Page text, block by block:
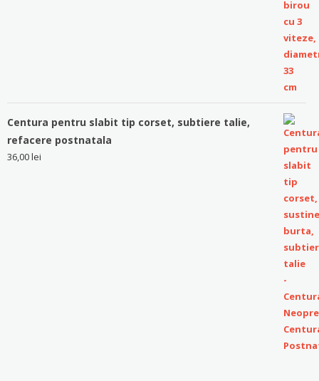
Centura pentru slabit tip corset, subtiere talie,
refacere postnatala
36,00lei